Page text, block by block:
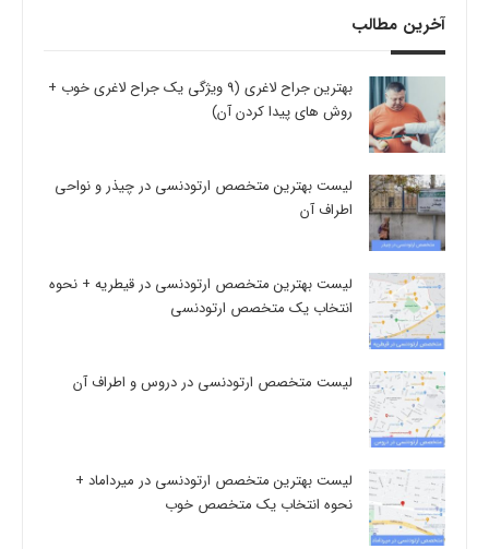
آخرین مطالب
بهترین جراح لاغری (9 ویژگی یک جراح لاغری خوب +
روش های پیدا کردن آن)
لیست بهترین متخصص ارتودنسی در چیذر و نواحی
اطراف آن
لیست بهترین متخصص ارتودنسی در قیطریه + نحوه
انتخاب یک متخصص ارتودنسی
لیست متخصص ارتودنسی در دروس و اطراف آن
لیست بهترین متخصص ارتودنسی در میرداماد +
نحوه انتخاب یک متخصص خوب